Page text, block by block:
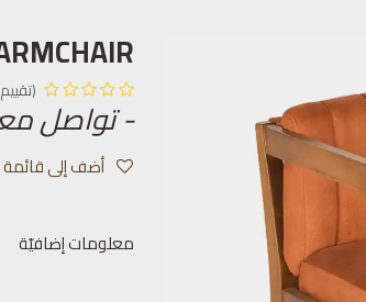
(تقييم 0 )
- تواصل
أضف إلى قائمة
معلومات إضافيّة